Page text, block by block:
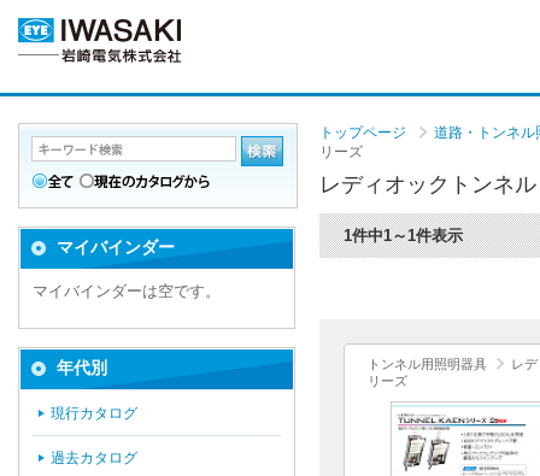
トップページ
道路・トンネ
リーズ
レディオックトンネ
1件中1～1件表示
トンネル用照明器具
レ
リーズ
マイバインダー
マイバインダーは空です。
年代別
現行カタログ
過去カタログ